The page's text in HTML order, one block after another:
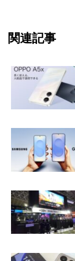
関連記事